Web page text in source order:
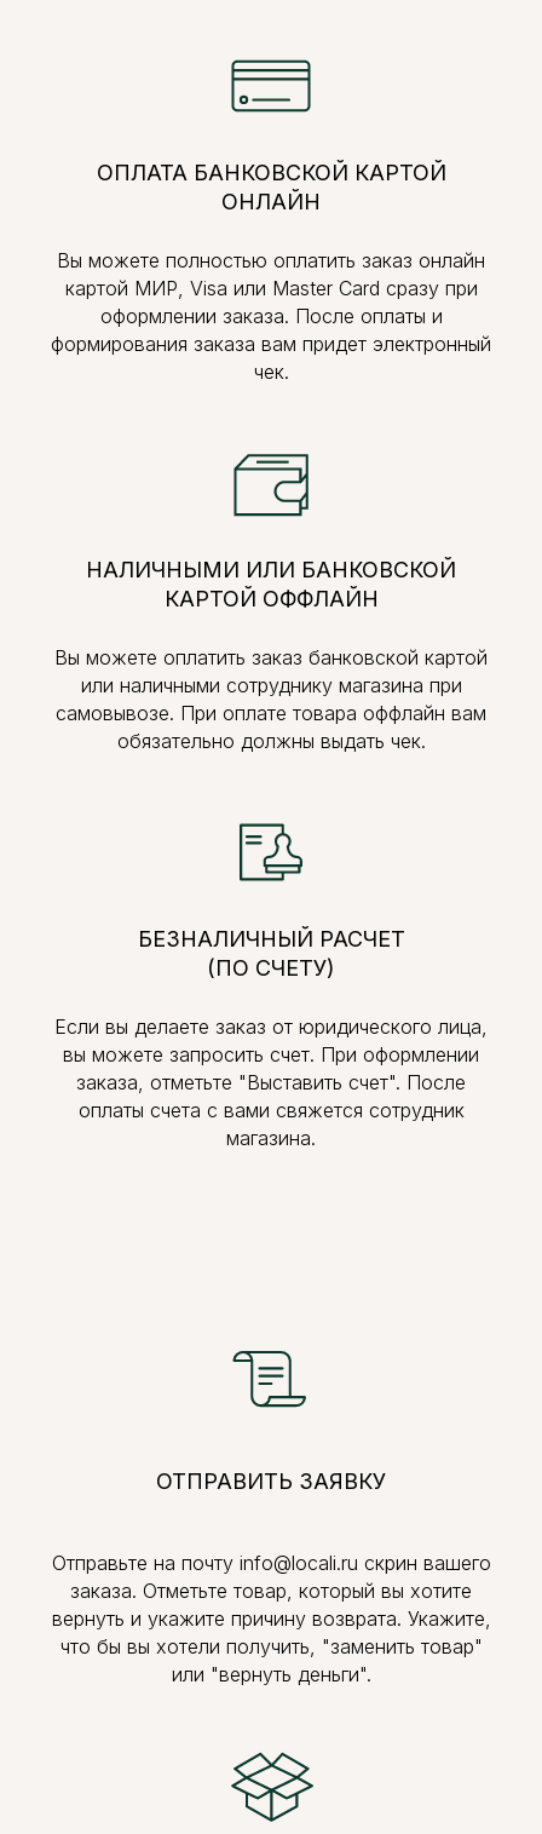
ОПЛАТА БАНКОВСКОЙ КАРТОЙ
ОНЛАЙН
Вы можете полностью оплатить заказ онлайн
картой МИР, Visa или Master Card сразу при
оформлении заказа. После оплаты и
формирования заказа вам придет электронный
чек.
НАЛИЧНЫМИ ИЛИ БАНКОВСКОЙ
КАРТОЙ ОФФЛАЙН
Вы можете оплатить заказ банковской картой
или наличными сотруднику магазина при
самовывозе. При оплате товара оффлайн вам
обязательно должны выдать чек.
БЕЗНАЛИЧНЫЙ РАСЧЕТ
(ПО СЧЕТУ)
Если вы делаете заказ от юридического лица,
вы можете запросить счет. При оформлении
заказа, отметьте "Выставить счет". После
оплаты счета с вами свяжется сотрудник
магазина.
ОТПРАВИТЬ ЗАЯВКУ
Отправьте на почту info@locali.ru скрин вашего
заказа. Отметьте товар, который вы хотите
вернуть и укажите причину возврата. Укажите,
что бы вы хотели получить, "заменить товар"
или "вернуть деньги".